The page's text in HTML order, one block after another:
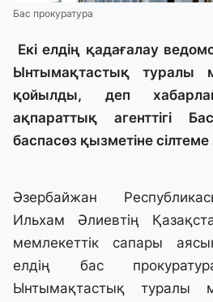
Бас прокуратура
Екі елдің қадағалау
Ынтымақтастық туралы
қойылды, деп
ақпараттық агенттігі
баспасөз қызметіне
Әзербайжан
Ильхам Әлиевтің
мемлекеттік сапары
елдің бас
Ынтымақтастық туралы